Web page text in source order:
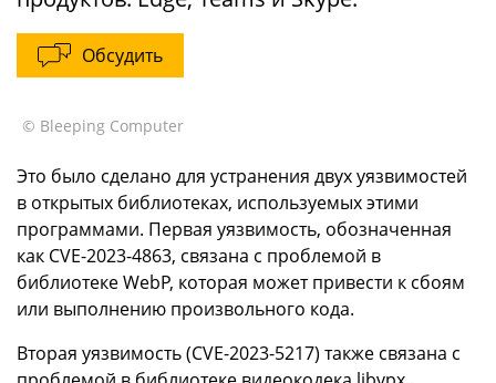
Обсудить
© Bleeping Computer
Это было сделано для устранения двух уязвимостей
в открытых библиотеках, используемых этими
программами. Первая уязвимость, обозначенная
как CVE-2023-4863, связана с проблемой в
библиотеке WebP, которая может привести к сбоям
или выполнению произвольного кода.
Вторая уязвимость (CVE-2023-5217) также связана с